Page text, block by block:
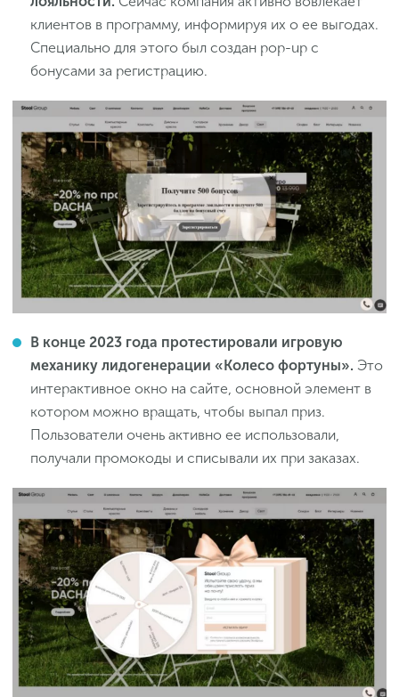
клиентов в программу, информируя их о ее выгодах.
Специально для этого был создан pop-up с
бонусами за регистрацию.
В конце 2023 года протестировали игровую
механику лидогенерации «Колесо фортуны». Это
интерактивное окно на сайте, основной элемент в
котором можно вращать, чтобы выпал приз.
Пользователи очень активно ее использовали,
получали промокоды и списывали их при заказах.